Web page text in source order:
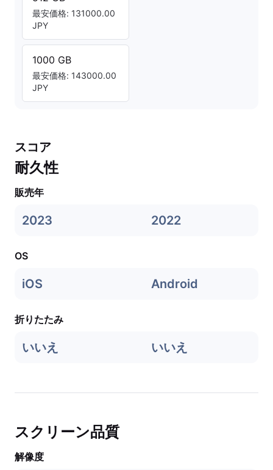
最安価格: 131000.00
JPY
1000 GB
最安価格: 143000.00
JPY
スコア
耐久性
販売年
2023 2022
OS
iOS Android
折りたたみ
いいえ いいえ
スクリーン品質
解像度